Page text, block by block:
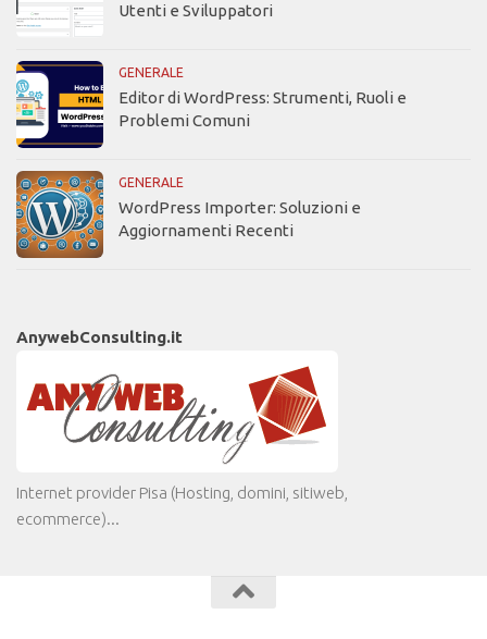
Utenti e Sviluppatori
GENERALE
Editor di WordPress: Strumenti, Ruoli e
Problemi Comuni
GENERALE
WordPress Importer: Soluzioni e
Aggiornamenti Recenti
AnywebConsulting.it
Internet provider Pisa (Hosting, domini, sitiweb,
ecommerce)...